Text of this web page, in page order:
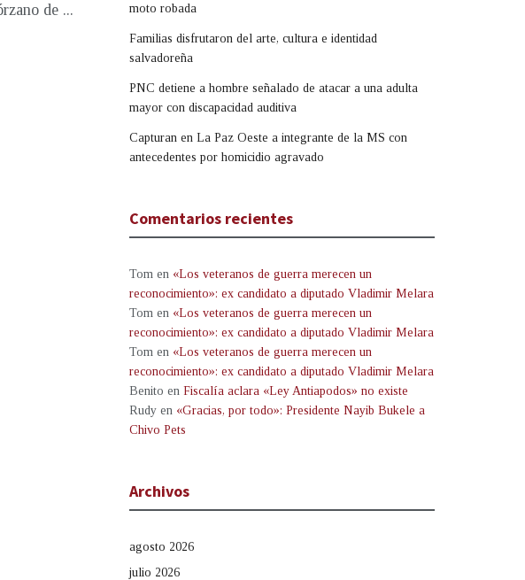
de ...
moto robada
Familias disfrutaron del arte, cultura e identidad
salvadoreña
PNC detiene a hombre señalado de atacar a una adulta
mayor con discapacidad auditiva
Capturan en La Paz Oeste a integrante de la MS con
antecedentes por homicidio agravado
Comentarios recientes
Tom en «Los veteranos de guerra merecen un
reconocimiento»: ex candidato a diputado Vladimir Melara
Tom en «Los veteranos de guerra merecen un
reconocimiento»: ex candidato a diputado Vladimir Melara
Tom en «Los veteranos de guerra merecen un
reconocimiento»: ex candidato a diputado Vladimir Melara
Benito en Fiscalía aclara «Ley Antiapodos» no existe
Rudy en «Gracias, por todo»: Presidente Nayib Bukele a
Chivo Pets
Archivos
agosto 2026
julio 2026